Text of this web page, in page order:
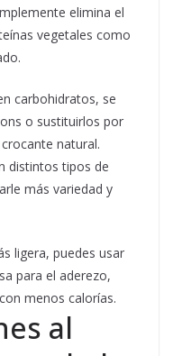
elimina el
vegetales como
carbohidratos, se
o sustituirlos por
natural.
distintos tipos de
más variedad y
ligera, puedes usar
para el aderezo,
menos calorías.
al